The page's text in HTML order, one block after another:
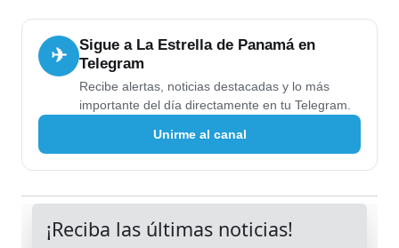
✈
Sigue a La Estrella de Panamá en
Telegram
Recibe alertas, noticias destacadas y lo más
importante del día directamente en tu Telegram.
Unirme al canal